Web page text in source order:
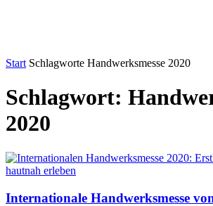
Start Schlagworte Handwerksmesse 2020
Schlagwort:
2020
Internationale Handwerksmesse